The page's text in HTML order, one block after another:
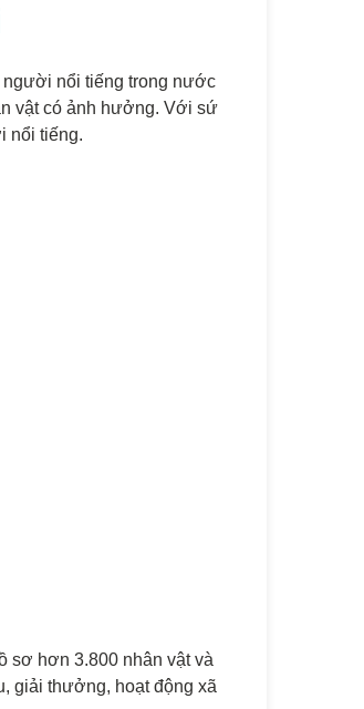
người nổi tiếng trong nước
vật có ảnh hưởng. Với sứ
nổi tiếng.
sơ hơn 3.800 nhân vật và
giải thưởng, hoạt động xã